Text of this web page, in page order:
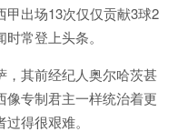
出场13次仅仅贡献3球2
常登上头条。
，其前经纪人奥尔哈茨甚
像专制君主一样统治着更
得很艰难。